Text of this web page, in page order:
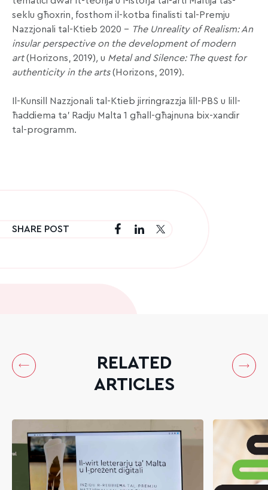
seklu għoxrin, fosthom il-kotba finalisti tal-Premju
Nazzjonali tal-Ktieb 2020 – The Unreality of Realism: An
insular perspective on the development of modern
art(Horizons, 2019), u Metal and Silence: The quest for
authenticity in the arts(Horizons, 2019).
Il-Kunsill Nazzjonali tal-Ktieb jirringrazzja lill-PBS u lill-
ħaddiema ta’ Radju Malta 1 għall-għajnuna bix-xandir
tal-programm.
SHARE POST
RELATED
ARTICLES